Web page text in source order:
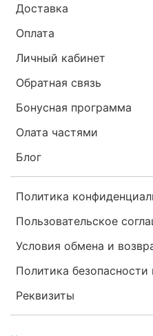
Доставка
Оплата
Личный кабинет
Обратная связь
Бонусная программа
Олата частями
Блог
Политика
Пользовательское
Условия обмена и
Политика безопасности
Реквизиты